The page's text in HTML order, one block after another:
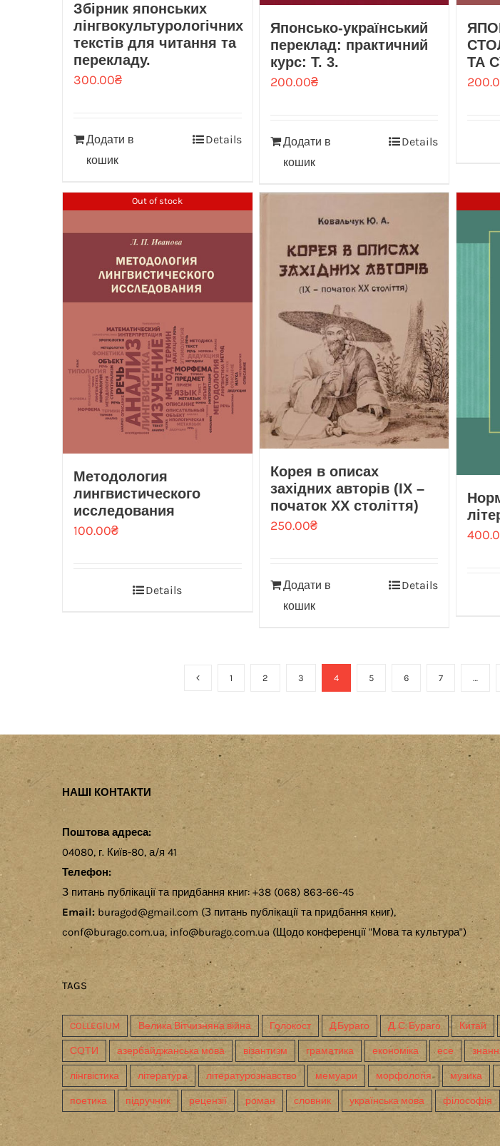
Збірник японських
лінгвокультурологічних
текстів для читання та
перекладу.
300.00₴
Додати в
кошик
Details
Японсько-український
переклад: практичний
курс: Т. 3.
200.00₴
Додати в
кошик
Details
ТА
Out of stock
Методология
лингвистического
исследования
100.00₴
Details
Корея в описах
західних авторів (ІХ –
початок ХХ століття)
250.00₴
Додати в
кошик
Details
1 2 3 4 5 6 7 …
НАШІ КОНТАКТИ
Поштова адреса:
04080, г. Київ-80, а/я 41
Телефон:
З питань публікації та придбання книг: +38 (068) 863-66-45
Email: buragod@gmail.com (З питань публікації та придбання книг),
conf@burago.com.ua, info@burago.com.ua (Щодо конференції "Мова та культура")
TAGS
COLLEGIUM Велика Вітчизняна війна Голокост Д.Бураго Д. С. Бураго Китай
СОТИ азербайджанська мова візантизм граматика економіка есе
лінгвістика література літературознавство мемуари морфологія музика
поетика підручник рецензії роман словник українська мова філософія